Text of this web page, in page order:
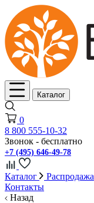
Каталог
0
8 800 555-10-32
Звонок - бесплатно
+7 (495) 646-49-78
Каталог Распродажа
Контакты
Назад